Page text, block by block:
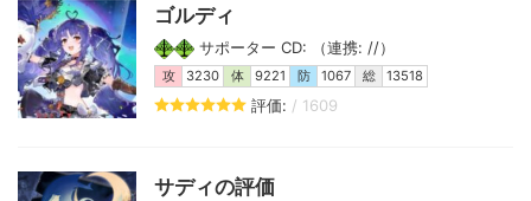
ゴルディ
サポーター CD: （連携: //）
攻 3230 体 9221 防 1067 総 13518
評価: / 1609
サディの評価